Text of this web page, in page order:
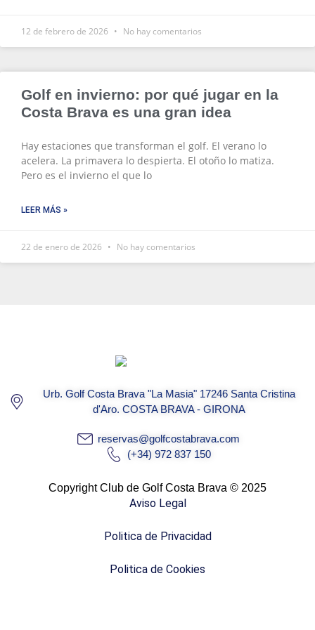
12 de febrero de 2026 No hay comentarios
Golf en invierno: por qué jugar en la
Costa Brava es una gran idea
Hay estaciones que transforman el golf. El verano lo
acelera. La primavera lo despierta. El otoño lo matiza.
Pero es el invierno el que lo
LEER MÁS »
22 de enero de 2026 No hay comentarios
Urb. Golf Costa Brava "La Masia" 17246 Santa Cristina
d'Aro. COSTA BRAVA - GIRONA
reservas@golfcostabrava.com
(+34) 972 837 150
Copyright Club de Golf Costa Brava © 2025
Aviso Legal
Politica de Privacidad
Politica de Cookies